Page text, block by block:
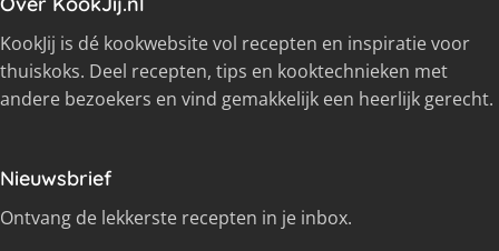
KookJij is dé kookwebsite vol recepten en inspiratie voor
thuiskoks. Deel recepten, tips en kooktechnieken met
andere bezoekers en vind gemakkelijk een heerlijk gerecht.
Nieuwsbrief
Ontvang de lekkerste recepten in je inbox.